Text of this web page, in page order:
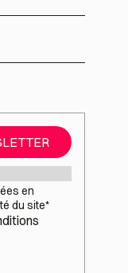
en
du site*